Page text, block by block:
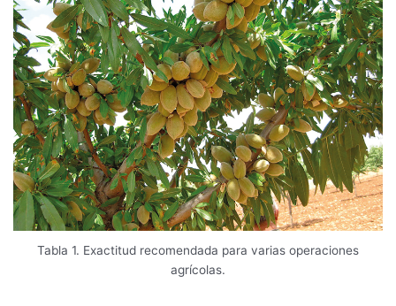
Tabla 1. Exactitud recomendada para varias operaciones
agrícolas.